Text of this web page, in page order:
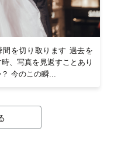
間を切り取ります 過去を
、写真を見返すことあり
？ 今のこの瞬...